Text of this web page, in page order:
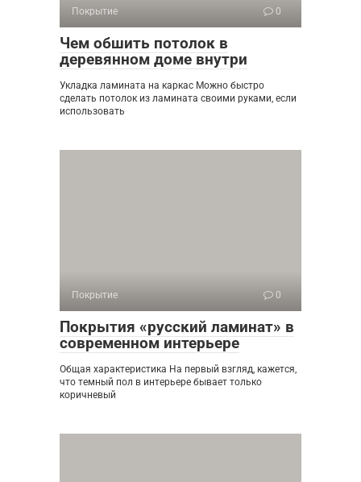
Покрытие 0
Чем обшить потолок в
деревянном доме внутри
Укладка ламината на каркас Можно быстро
сделать потолок из ламината своими руками, если
использовать
Покрытие 0
Покрытия «русский ламинат» в
современном интерьере
Общая характеристика На первый взгляд, кажется,
что темный пол в интерьере бывает только
коричневый